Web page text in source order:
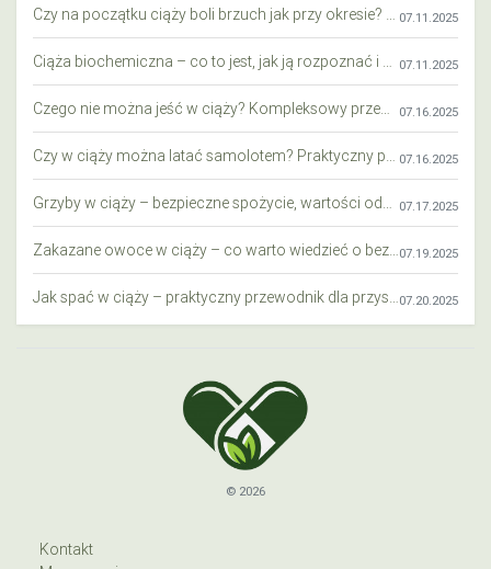
07.11.2025
07.11.2025
07.16.2025
07.16.2025
07.17.2025
07.19.2025
07.20.2025
© 2026
Kontakt